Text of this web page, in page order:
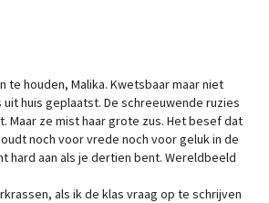
te houden, Malika. Kwetsbaar maar niet
uit huis geplaatst. De schreeuwende ruzies
Maar ze mist haar grote zus. Het besef dat
noch voor vrede noch voor geluk in de
hard aan als je dertien bent. Wereldbeeld
als ik de klas vraag op te schrijven